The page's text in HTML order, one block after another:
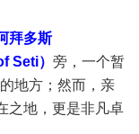
拜多斯
Seti） 旁，一个暂
地方；然而，亲
之地，更是非凡卓